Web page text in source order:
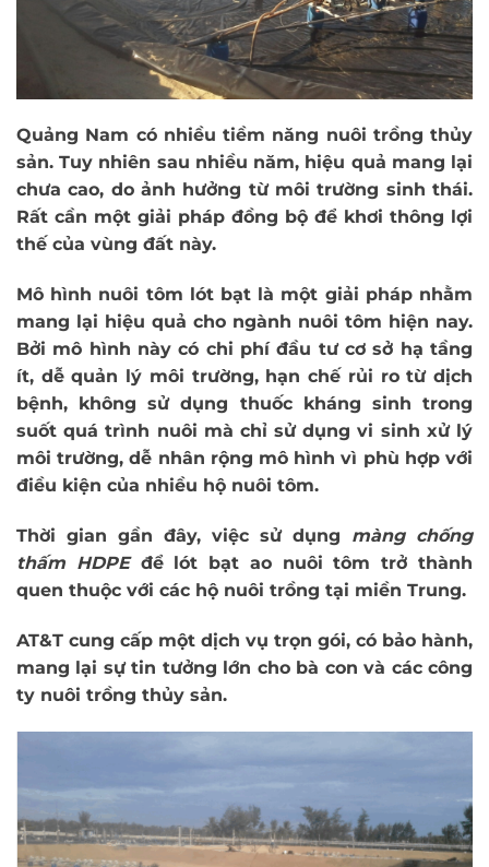
Quảng Nam có nhiều tiềm năng nuôi trồng thủy
sản. Tuy nhiên sau nhiều năm, hiệu quả mang lại
chưa cao, do ảnh hưởng từ môi trường sinh thái.
Rất cần một giải pháp đồng bộ để khơi thông lợi
thế của vùng đất này.
Mô hình nuôi tôm lót bạt là một giải pháp nhằm
mang lại hiệu quả cho ngành nuôi tôm hiện nay.
Bởi mô hình này có chi phí đầu tư cơ sở hạ tầng
ít, dễ quản lý môi trường, hạn chế rủi ro từ dịch
bệnh, không sử dụng thuốc kháng sinh trong
suốt quá trình nuôi mà chỉ sử dụng vi sinh xử lý
môi trường, dễ nhân rộng mô hình vì phù hợp với
điều kiện của nhiều hộ nuôi tôm.
Thời gian gần đây, việc sử dụng màng chống
thấm HDPEđể lót bạt ao nuôi tôm trở thành
quen thuộc với các hộ nuôi trồng tại miền Trung.
AT&T cung cấp một dịch vụ trọn gói, có bảo hành,
mang lại sự tin tưởng lớn cho bà con và các công
ty nuôi trồng thủy sản.